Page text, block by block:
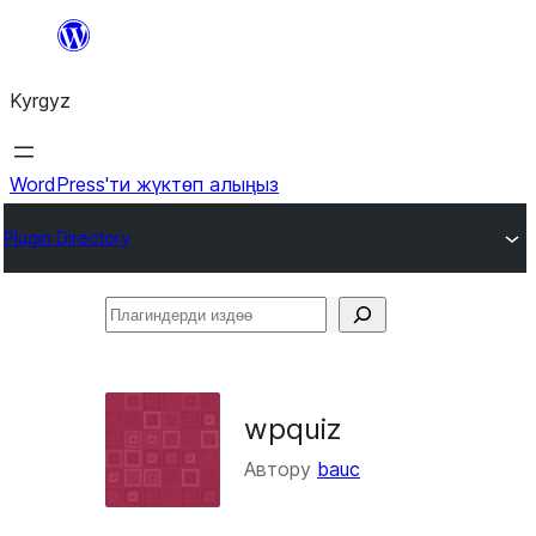
Мазмунга
Kyrgyz
WordPress'ти жүктөп алыңыз
Plugin Directory
Плагиндерди
wpquiz
Автору bauc